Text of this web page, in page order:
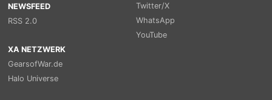
NEWSFEED
RSS 2.0
Twitter/X
WhatsApp
YouTube
XA NETZWERK
GearsofWar.de
Halo Universe